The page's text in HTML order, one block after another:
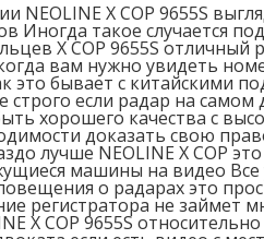
NEOLINE X COP 9655S
Иногда такое случается
X COP 9655S отличный
вам нужно увидеть
это бывает с китайскими
если радар на самом
хорошего качества с
доказать свою
лучше NEOLINE X COP
машины на видео Все
о радарах это
регистратора не займет
X COP 9655S